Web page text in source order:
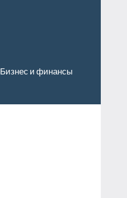
Бизнес и финансы